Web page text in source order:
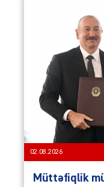
02.08.2026
Müttəfiqlik